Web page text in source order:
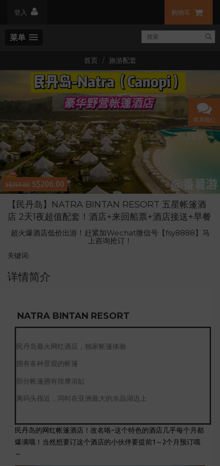
登入 购物车
菜单
首页 旅游配套
联系我们
S$259.00 S$206.00
【民丹岛】NATRA BINTAN RESORT 五星帐篷酒
店 2天1夜超值配套！酒店+来回船票+酒店接送+早餐
超火爆酒店低价出游！赶紧加Wechat微信号【fsy8888】马
上咨询抢订！
关键词:
详情简介
NATRA BINTAN RESORT
民丹岛最火网红酒店，独家帐篷体验
拥有各种景观的帐篷
部分帐篷拥有按摩浴缸
离码头很近，同时在亚洲最大的水晶湖边上
民丹岛的网红帐篷酒店！改名咯~这个特色的酒店几乎每个月都
爆满哦！当然想要订这个酒店的小伙伴要提前1～2个月预订哦
～